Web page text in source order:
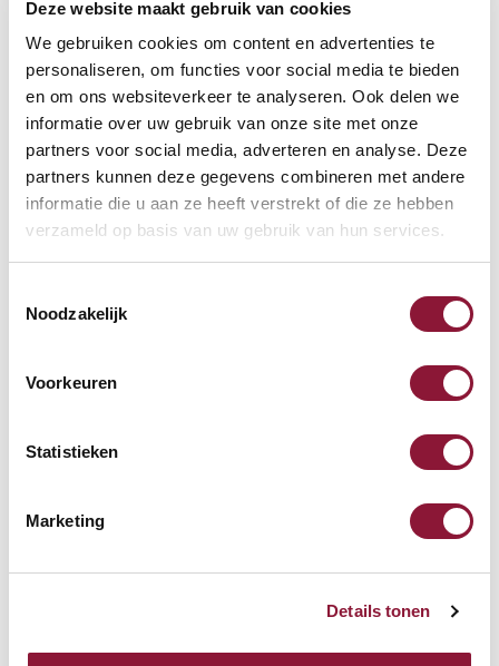
Deze website maakt gebruik van cookies
We gebruiken cookies om content en advertenties te
personaliseren, om functies voor social media te bieden
en om ons websiteverkeer te analyseren. Ook delen we
informatie over uw gebruik van onze site met onze
partners voor social media, adverteren en analyse. Deze
partners kunnen deze gegevens combineren met andere
informatie die u aan ze heeft verstrekt of die ze hebben
verzameld op basis van uw gebruik van hun services.
Noodzakelijk
Voorkeuren
Statistieken
Marketing
Details tonen
Evoluent 4 vertikale Maus
rechtshändig kabellos
schwarz blau
141,61 110,63
Inkl. MwSt.
UltraBoard 950 kabellose
Mini-Tastatur bluetooth US
berührungslose LED
Schreibtischlampe schwarz
277,51 249,76